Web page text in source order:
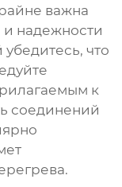
важна
и надежности
что
к
соединений